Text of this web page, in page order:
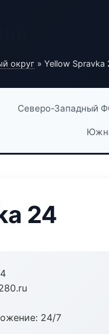
округ » Yellow Spravka
Северо-Западный
24
24/7